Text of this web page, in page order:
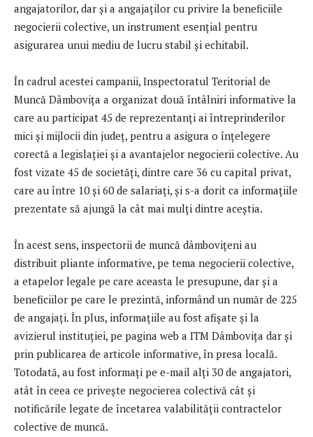
angajatorilor, dar și a angajaților cu privire la beneficiile
negocierii colective, un instrument esențial pentru
asigurarea unui mediu de lucru stabil și echitabil.
În cadrul acestei campanii, Inspectoratul Teritorial de
Muncă Dâmbovița a organizat două întâlniri informative la
care au participat 45 de reprezentanți ai întreprinderilor
mici și mijlocii din județ, pentru a asigura o înțelegere
corectă a legislației și a avantajelor negocierii colective. Au
fost vizate 45 de societăți, dintre care 36 cu capital privat,
care au între 10 și 60 de salariați, și s-a dorit ca informațiile
prezentate să ajungă la cât mai mulți dintre aceștia.
În acest sens, inspectorii de muncă dâmbovițeni au
distribuit pliante informative, pe tema negocierii colective,
a etapelor legale pe care aceasta le presupune, dar și a
beneficiilor pe care le prezintă, informând un număr de 225
de angajați. În plus, informațiile au fost afișate și la
avizierul instituției, pe pagina web a ITM Dâmbovița dar și
prin publicarea de articole informative, în presa locală.
Totodată, au fost informați pe e-mail alți 30 de angajatori,
atât în ceea ce privește negocierea colectivă cât și
notificările legate de încetarea valabilității contractelor
colective de muncă.